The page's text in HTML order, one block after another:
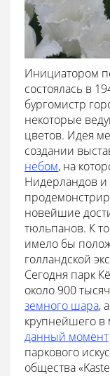
Инициатором
состоялась в
бургомистр
некоторые
цветов. Идея
создании
небом, на
Нидерландов
новейшие
тюльпанов. К
имело бы
голландской
Сегодня парк
около 900
земного шара,
крупнейшего в
данный момент
паркового
общества